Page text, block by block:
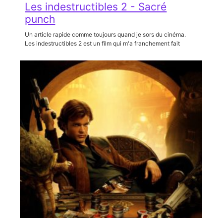
Les indestructibles 2 - Sacré
punch
Un article rapide comme toujours quand je sors du cinéma.
Les indestructibles 2 est un film qui m'a franchement fait